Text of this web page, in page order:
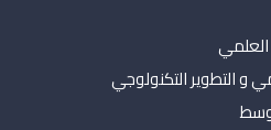
العلمي
و التطوير التكنولوجي